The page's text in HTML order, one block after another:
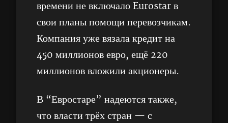
времени не включало Eurostar в
свои планы помощи перевозчикам.
Компания уже вязала кредит на
450 миллионов евро, ещё 220
миллионов вложили акционеры.
В “Евростаре” надеются также,
что власти трёх стран — с